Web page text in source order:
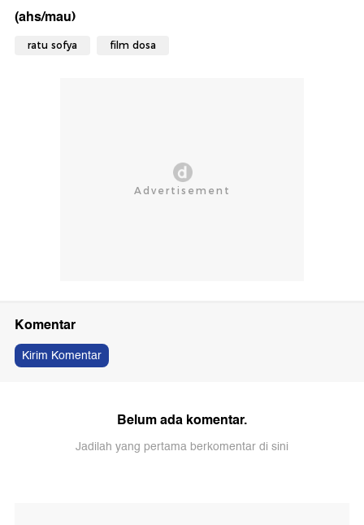
(ahs/mau)
ratu sofya film dosa
Komentar
Kirim Komentar
Belum ada komentar.
Jadilah yang pertama berkomentar di sini